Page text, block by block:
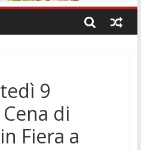
arresto a
9
di
Fiera a